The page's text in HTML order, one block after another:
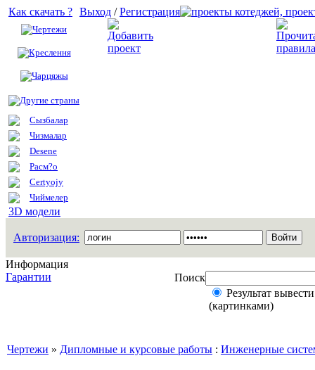
Как скачать ?
Чертежи
Креслення
Чарцяжы
Другие страны
Сызбалар
Чизмалар
Desene
Расм?о
Certyojy
Чиймелер
3D модели
Выход /Регистрация
Авторизация:
Информация
Гарантии
Поиск
Результат
(картинками)
Чертежи » Дипломные и курсовые работы : Инженерные